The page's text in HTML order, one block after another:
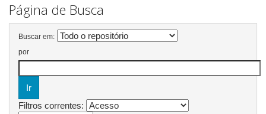
Página de Busca
Buscar em:
por
Filtros correntes: